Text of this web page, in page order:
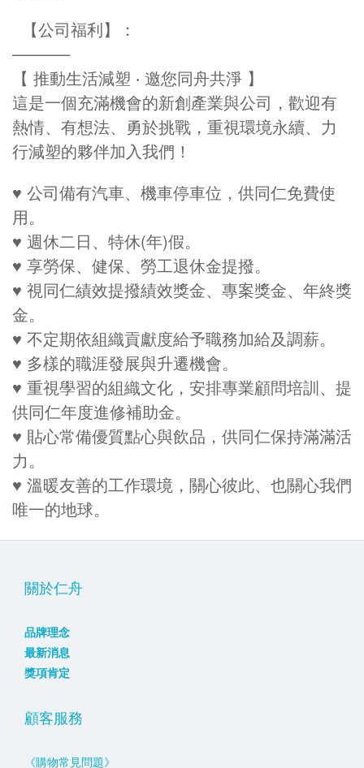
【公司福利】：
———–
【 推動生活減塑 ‧ 邀您同舟共淨 】
這是一個充滿機會的新創產業與公司，歡迎有
熱情、有想法、勇於挑戰，重視環境永續、力
行減塑的夥伴加入我們！
♥ 公司備有汽車、機車停車位，供同仁免費使
用。
♥ 週休二日、特休(年)假。
♥ 享勞保、健保、勞工退休金提撥。
♥ 視同仁績效提撥績效獎金、專案獎金、年終獎
金。
♥ 不定期依組織貢獻度給予職務加給及調薪。
♥ 多樣的職涯發展與升遷機會。
♥ 重視學習的組織文化，安排專業顧問培訓、提
供同仁年度進修補助金。
♥ 貼心常備優質點心與飲品，供同仁保持滿滿活
力。
♥ 溫暖友善的工作環境，關心彼此、也關心我們
唯一的地球。
關於仁舟
品牌理念
最新消息
獎項肯定
顧客服務
《購物常見問題》